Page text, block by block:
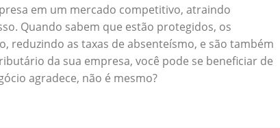
em um mercado competitivo, atraindo
Quando sabem que estão protegidos, os
reduzindo as taxas de absenteísmo, e são também
da sua empresa, você pode se beneficiar de
agradece, não é mesmo?